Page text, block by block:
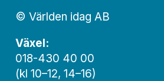
© Världen idag AB
Växel:
018-430 40 00
(kl 10–12, 14–16)